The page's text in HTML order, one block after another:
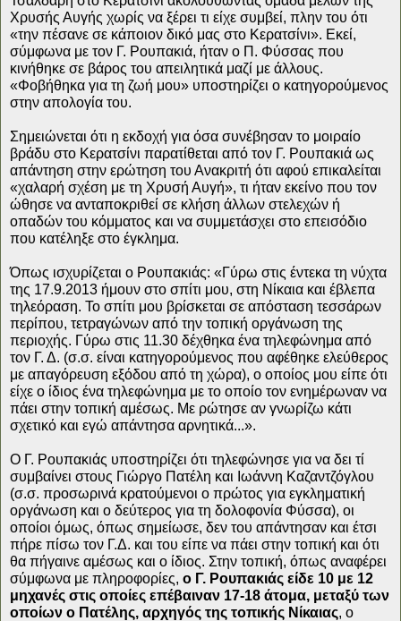
Χρυσής Αυγής χωρίς να ξέρει τι είχε συμβεί, πλην του ότι
«την πέσανε σε κάποιον δικό μας στο Κερατσίνι». Εκεί,
σύμφωνα με τον Γ. Ρουπακιά, ήταν ο Π. Φύσσας που
κινήθηκε σε βάρος του απειλητικά μαζί με άλλους.
«Φοβήθηκα για τη ζωή μου» υποστηρίζει ο κατηγορούμενος
στην απολογία του.
Σημειώνεται ότι η εκδοχή για όσα συνέβησαν το μοιραίο
βράδυ στο Κερατσίνι παρατίθεται από τον Γ. Ρουπακιά ως
απάντηση στην ερώτηση του Ανακριτή ότι αφού επικαλείται
«χαλαρή σχέση με τη Χρυσή Αυγή», τι ήταν εκείνο που τον
ώθησε να ανταποκριθεί σε κλήση άλλων στελεχών ή
οπαδών του κόμματος και να συμμετάσχει στο επεισόδιο
που κατέληξε στο έγκλημα.
Όπως ισχυρίζεται ο Ρουπακιάς: «Γύρω στις έντεκα τη νύχτα
της 17.9.2013 ήμουν στο σπίτι μου, στη Νίκαια και έβλεπα
τηλεόραση. Το σπίτι μου βρίσκεται σε απόσταση τεσσάρων
περίπου, τετραγώνων από την τοπική οργάνωση της
περιοχής. Γύρω στις 11.30 δέχθηκα ένα τηλεφώνημα από
τον Γ. Δ. (σ.σ. είναι κατηγορούμενος που αφέθηκε ελεύθερος
με απαγόρευση εξόδου από τη χώρα), ο οποίος μου είπε ότι
είχε ο ίδιος ένα τηλεφώνημα με το οποίο τον ενημέρωναν να
πάει στην τοπική αμέσως. Με ρώτησε αν γνωρίζω κάτι
σχετικό και εγώ απάντησα αρνητικά...».
Ο Γ. Ρουπακιάς υποστηρίζει ότι τηλεφώνησε για να δει τί
συμβαίνει στους Γιώργο Πατέλη και Ιωάννη Καζαντζόγλου
(σ.σ. προσωρινά κρατούμενοι ο πρώτος για εγκληματική
οργάνωση και ο δεύτερος για τη δολοφονία Φύσσα), οι
οποίοι όμως, όπως σημείωσε, δεν του απάντησαν και έτσι
πήρε πίσω τον Γ.Δ. και του είπε να πάει στην τοπική και ότι
θα πήγαινε αμέσως και ο ίδιος. Στην τοπική, όπως αναφέρει
σύμφωνα με πληροφορίες, ο Γ. Ρουπακιάς είδε 10 με 12
μηχανές στις οποίες επέβαιναν 17-18 άτομα, μεταξύ των
οποίων ο Πατέλης, αρχηγός της τοπικής Νίκαιας, ο